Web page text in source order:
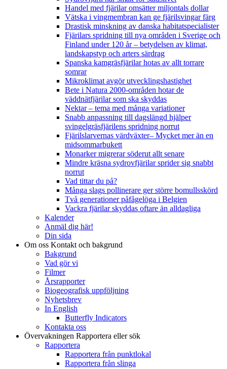
Handel med fjärilar omsätter miljontals dollar
Vätska i vingmembran kan ge fjärilsvingar färg
Drastisk minskning av danska habitatspecialister
Fjärilars spridning till nya områden i Sverige och
Finland under 120 år– betydelsen av klimat,
landskapstyp och arters särdrag
Spanska kamgräsfjärilar hotas av allt torrare
somrar
Mikroklimat avgör utvecklingshastighet
Bete i Natura 2000-områden hotar de
väddnätfjärilar som ska skyddas
Nektar – tema med många variationer
Snabb anpassning till dagslängd hjälper
svingelgräsfjärilens spridning norrut
Fjärilslarvernas värdväxter– Mycket mer än en
midsommarbukett
Monarker migrerar söderut allt senare
Mindre kräsna sydrovfjärilar sprider sig snabbt
norrut
Vad tittar du på?
Många slags pollinerare ger större bomullsskörd
Två generationer påfågelöga i Belgien
Vackra fjärilar skyddas oftare än alldagliga
Kalender
Anmäl dig här!
Din sida
Om oss Kontakt och bakgrund
Bakgrund
Vad gör vi
Filmer
Årsrapporter
Biogeografisk uppföljning
Nyhetsbrev
In English
Butterfly Indicators
Kontakta oss
Övervakningen Rapportera eller sök
Rapportera
Rapportera från punktlokal
Rapportera från slinga